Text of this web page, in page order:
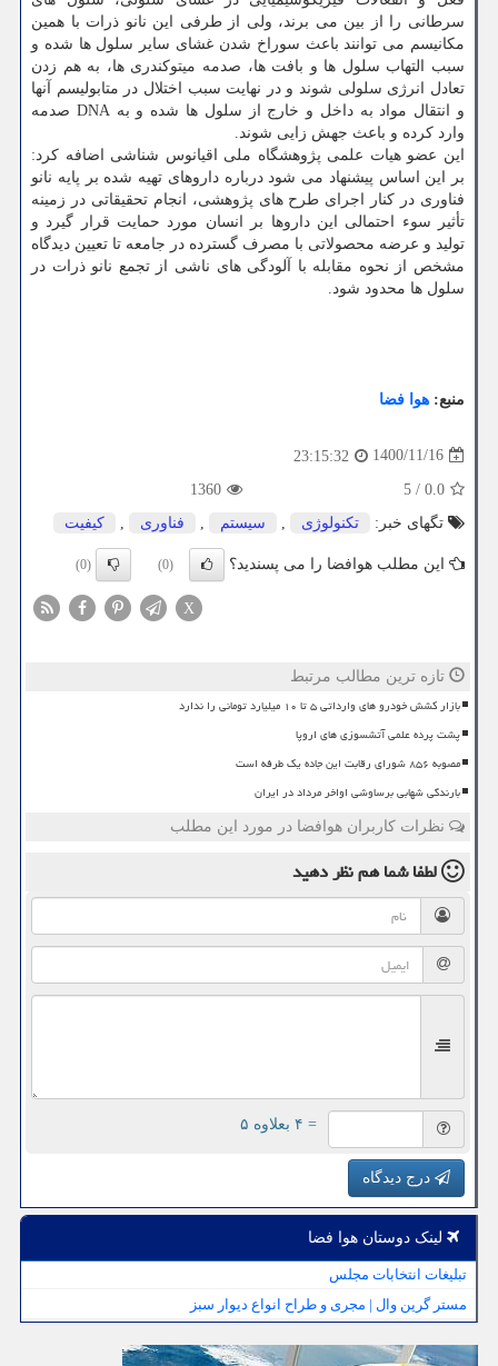
سرطانی را از بین می برند، ولی از طرفی این نانو ذرات با همین
مکانیسم می توانند باعث سوراخ شدن غشای سایر سلول ها شده و
سبب التهاب سلول ها و بافت ها، صدمه میتوکندری ها، به هم زدن
تعادل انرژی سلولی شوند و در نهایت سبب اختلال در متابولیسم آنها
و انتقال مواد به داخل و خارج از سلول ها شده و به DNA صدمه
وارد کرده و باعث جهش زایی شوند.
این عضو هیات علمی پژوهشگاه ملی اقیانوس شناشی اضافه کرد:
بر این اساس پیشنهاد می شود درباره داروهای تهیه شده بر پایه نانو
فناوری در کنار اجرای طرح های پژوهشی، انجام تحقیقاتی در زمینه
تأثیر سوء احتمالی این داروها بر انسان مورد حمایت قرار گیرد و
تولید و عرضه محصولاتی با مصرف گسترده در جامعه تا تعیین دیدگاه
مشخص از نحوه مقابله با آلودگی های ناشی از تجمع نانو ذرات در
سلول ها محدود شود.
منبع: هوا فضا
1400/11/16
23:15:32
0.0
/
5
1360
تگهای خبر:
تكنولوژی , سیستم , فناوری , كیفیت
این مطلب هوافضا را می پسندید؟ (0)
(0)
X
تازه ترین مطالب مرتبط
بازار کشش خودرو های وارداتی ۵ تا ۱۰ میلیارد تومانی را ندارد
پشت پرده علمی آتشسوزی های اروپا
مصوبه ۸۵۶ شورای رقابت این جاده یک طرفه است
بارندگی شهابی برساوشی اواخر مرداد در ایران
نظرات کاربران هوافضا در مورد این مطلب
لطفا شما همنظر دهید
= ۴ بعلاوه ۵
درج دیدگاه
لینک دوستان هوا فضا
تبلیغات انتخابات مجلس
مستر گرین وال | مجری و طراح انواع دیوار سبز